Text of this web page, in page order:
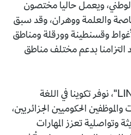
ويعمل حاليا مختصون
والعلمة ووهران، وقد سبق
وقسنطينة وورقلة ومناطق
بدعم مختلف مناطق
ومن خلال مشروع "LINK"، نوفر تكوينا في اللغة
والموظفين الحكوميين الجزائريين،
وتواصلية تعزز المهارات